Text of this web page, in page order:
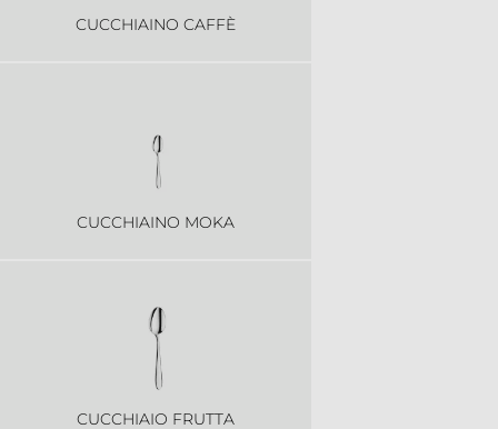
CUCCHIAINO CAFFÈ
CUCCHIAINO MOKA
CUCCHIAIO FRUTTA